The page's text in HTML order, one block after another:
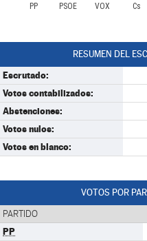
PP PSOE VOX Cs
RESUMEN DEL
Escrutado:
Votos contabilizados:
Abstenciones:
Votos nulos:
Votos en blanco:
VOTOS POR
PARTIDO
PP